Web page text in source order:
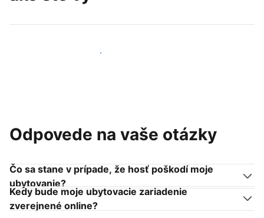
Pridať sa k podobným ubytovateľom
Odpovede na vaše otázky
Čo sa stane v prípade, že hosť poškodí moje
ubytovanie?
Kedy bude moje ubytovacie zariadenie
zverejnené online?